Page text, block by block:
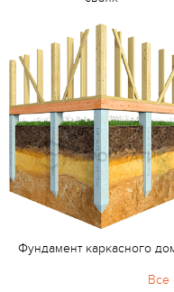
Фундамент каркасного
Все